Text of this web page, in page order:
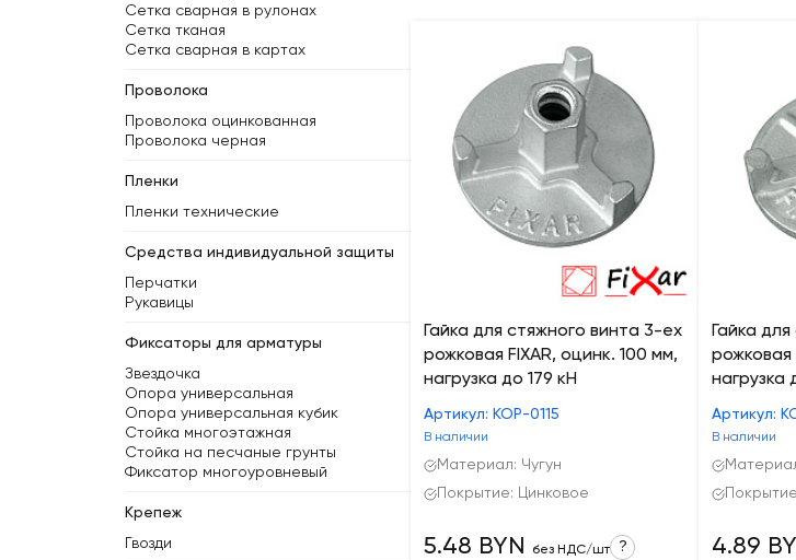
Сетка сварная в рулонах
Сетка тканая
Сетка сварная в картах
Проволока
Проволока оцинкованная
Проволока черная
Пленки
Пленки технические
Средства индивидуальной защиты
Перчатки
Рукавицы
Фиксаторы для арматуры
Звездочка
Опора универсальная
Опора универсальная кубик
Стойка многоэтажная
Стойка на песчаные грунты
Фиксатор многоуровневый
Крепеж
Гвозди
Гайка для стяжного винта 3-ех
рожковая FIXAR, оцинк. 100 мм,
нагрузка до 179 кН
Артикул: КОР-0115
В наличии
Материал: Чугун
Покрытие: Цинковое
5.48 BYN без НДС/шт ?
Гайка
рожковая
нагрузка
Артикул:
В наличии
4.89